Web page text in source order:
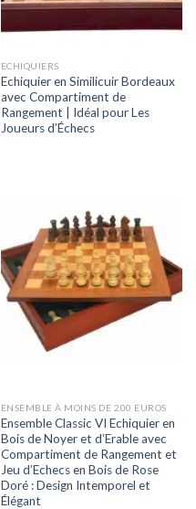
ECHIQUIERS
Echiquier en Similicuir Bordeaux
avec Compartiment de
Rangement | Idéal pour Les
Joueurs d’Échecs
ENSEMBLE À MOINS DE 200 EUROS
Ensemble Classic VI Echiquier en
Bois de Noyer et d’Erable avec
Compartiment de Rangement et
Jeu d’Echecs en Bois de Rose
Doré : Design Intemporel et
Élégant